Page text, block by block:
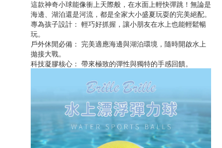
這款神奇小球能像衝上天際般，在水面上輕快彈跳！無論是
海邊、湖泊還是河流，都是全家大小盛夏玩耍的完美絕配。
專為孩子設計： 輕巧好抓握，讓小朋友在水上也能輕鬆暢
玩。
戶外休閒必備： 完美適應海邊與湖泊環境，隨時開啟水上
拋接大戰。
科技凝膠核心： 帶來極致的彈性與獨特的手感回饋。